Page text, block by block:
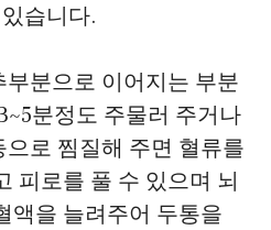
습니다.
분으로 이어지는 부분
분정도 주물러 주거나
로 찜질해 주면 혈류를
피로를 풀 수 있으며 뇌
액을 늘려주어 두통을